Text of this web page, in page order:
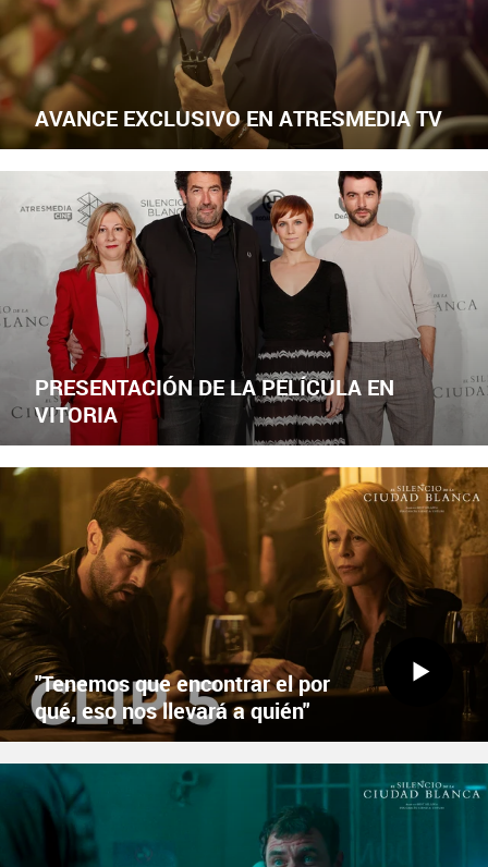
AVANCE EXCLUSIVO EN ATRESMEDIA TV
PRESENTACIÓN DE LA PELÍCULA EN
VITORIA
EN CINES ESTE VIERNES
Facebook
"Tenemos que encontrar el por
qué, eso nos llevará a quién"
EN CINES ESTE VIERNES
X